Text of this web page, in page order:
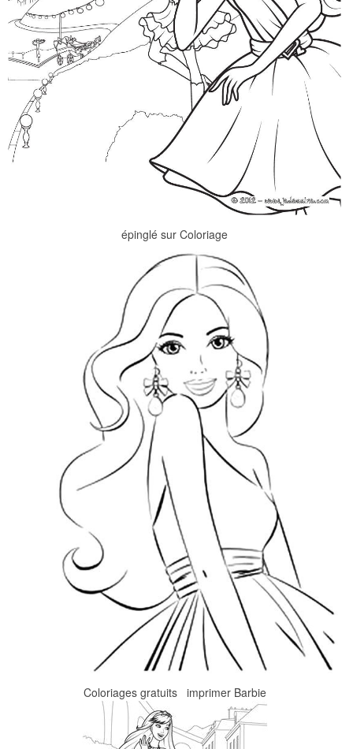
épinglé sur Coloriage
Coloriages gratuits imprimer Barbie